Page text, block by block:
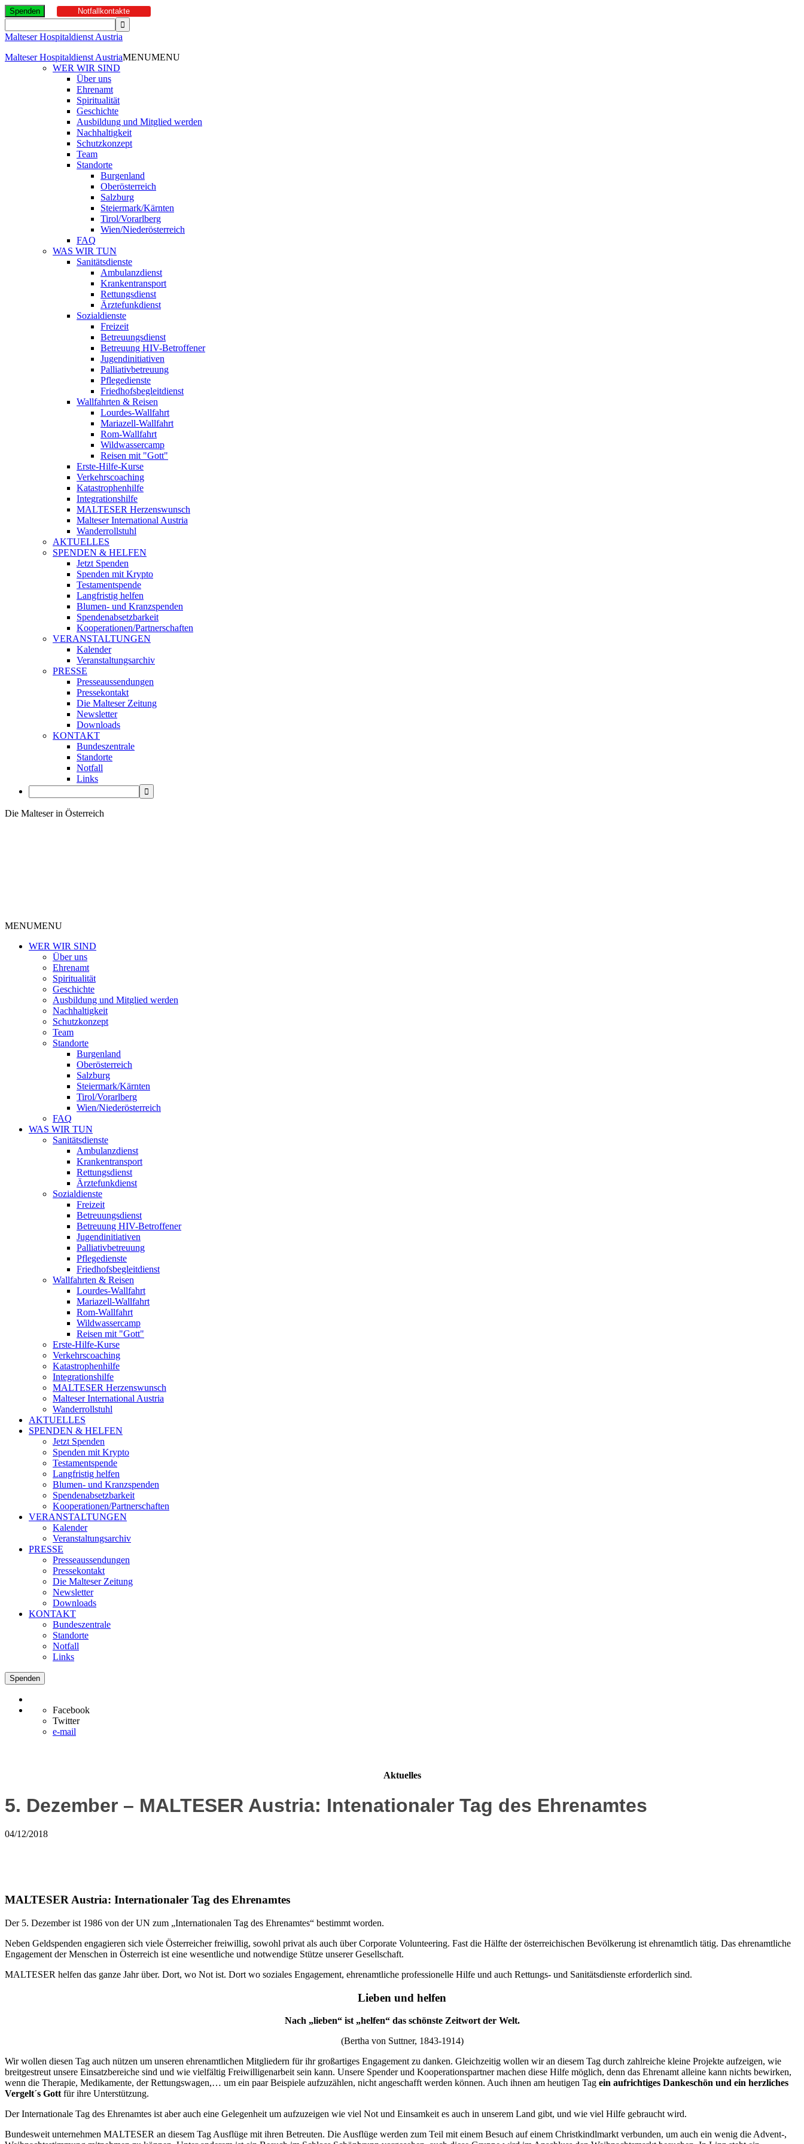
Spenden Notfallkontakte
Malteser Hospitaldienst Austria
Malteser Hospitaldienst AustriaMENUMENU
WER WIR SIND
Über uns
Ehrenamt
Spiritualität
Geschichte
Ausbildung und Mitglied werden
Nachhaltigkeit
Schutzkonzept
Team
Standorte
Burgenland
Oberösterreich
Salzburg
Steiermark/Kärnten
Tirol/Vorarlberg
Wien/Niederösterreich
FAQ
WAS WIR TUN
Sanitätsdienste
Ambulanzdienst
Krankentransport
Rettungsdienst
Ärztefunkdienst
Sozialdienste
Freizeit
Betreuungsdienst
Betreuung HIV-Betroffener
Jugendinitiativen
Palliativbetreuung
Pflegedienste
Friedhofsbegleitdienst
Wallfahrten & Reisen
Lourdes-Wallfahrt
Mariazell-Wallfahrt
Rom-Wallfahrt
Wildwassercamp
Reisen mit "Gott"
Erste-Hilfe-Kurse
Verkehrscoaching
Katastrophenhilfe
Integrationshilfe
MALTESER Herzenswunsch
Malteser International Austria
Wanderrollstuhl
AKTUELLES
SPENDEN & HELFEN
Jetzt Spenden
Spenden mit Krypto
Testamentspende
Langfristig helfen
Blumen- und Kranzspenden
Spendenabsetzbarkeit
Kooperationen/Partnerschaften
VERANSTALTUNGEN
Kalender
Veranstaltungsarchiv
PRESSE
Presseaussendungen
Pressekontakt
Die Malteser Zeitung
Newsletter
Downloads
KONTAKT
Bundeszentrale
Standorte
Notfall
Links
Die Malteser in Österreich
MENUMENU
WER WIR SIND
Über uns
Ehrenamt
Spiritualität
Geschichte
Ausbildung und Mitglied werden
Nachhaltigkeit
Schutzkonzept
Team
Standorte
Burgenland
Oberösterreich
Salzburg
Steiermark/Kärnten
Tirol/Vorarlberg
Wien/Niederösterreich
FAQ
WAS WIR TUN
Sanitätsdienste
Ambulanzdienst
Krankentransport
Rettungsdienst
Ärztefunkdienst
Sozialdienste
Freizeit
Betreuungsdienst
Betreuung HIV-Betroffener
Jugendinitiativen
Palliativbetreuung
Pflegedienste
Friedhofsbegleitdienst
Wallfahrten & Reisen
Lourdes-Wallfahrt
Mariazell-Wallfahrt
Rom-Wallfahrt
Wildwassercamp
Reisen mit "Gott"
Erste-Hilfe-Kurse
Verkehrscoaching
Katastrophenhilfe
Integrationshilfe
MALTESER Herzenswunsch
Malteser International Austria
Wanderrollstuhl
AKTUELLES
SPENDEN & HELFEN
Jetzt Spenden
Spenden mit Krypto
Testamentspende
Langfristig helfen
Blumen- und Kranzspenden
Spendenabsetzbarkeit
Kooperationen/Partnerschaften
VERANSTALTUNGEN
Kalender
Veranstaltungsarchiv
PRESSE
Presseaussendungen
Pressekontakt
Die Malteser Zeitung
Newsletter
Downloads
KONTAKT
Bundeszentrale
Standorte
Notfall
Links
Spenden
Facebook
Twitter
e-mail
Aktuelles
5. Dezember – MALTESER Austria: Intenationaler Tag des Ehrenamtes
04/12/2018
MALTESER Austria: Internationaler Tag des Ehrenamtes
Der 5. Dezember ist 1986 von der UN zum „Internationalen Tag des Ehrenamtes“ bestimmt worden.
Neben Geldspenden engagieren sich viele Österreicher freiwillig, sowohl privat als auch über Corporate Volunteering. Fast die Hälfte der österreichischen Bevölkerung ist ehrenamtlich tätig. Das ehrenamtliche
Engagement der Menschen in Österreich ist eine wesentliche und notwendige Stütze unserer Gesellschaft.
MALTESER helfen das ganze Jahr über. Dort, wo Not ist. Dort wo soziales Engagement, ehrenamtliche professionelle Hilfe und auch Rettungs- und Sanitätsdienste erforderlich sind.
Lieben und helfen
Nach „lieben“ ist „helfen“ das schönste Zeitwort der Welt.
(Bertha von Suttner, 1843-1914)
Wir wollen diesen Tag auch nützen um unseren ehrenamtlichen Mitgliedern für ihr großartiges Engagement zu danken. Gleichzeitig wollen wir an diesem Tag durch zahlreiche kleine Projekte aufzeigen, wie
breitgestreut unsere Einsatzbereiche sind und wie vielfältig Freiwilligenarbeit sein kann. Unsere Spender und Kooperationspartner machen diese Hilfe möglich, denn das Ehrenamt alleine kann nichts bewirken,
wenn die Therapie, Medikamente, der Rettungswagen,… um ein paar Beispiele aufzuzählen, nicht angeschafft werden können. Auch ihnen am heutigen Tag ein aufrichtiges Dankeschön und ein herzliches
Vergelt´s Gottfür ihre Unterstützung.
Der Internationale Tag des Ehrenamtes ist aber auch eine Gelegenheit um aufzuzeigen wie viel Not und Einsamkeit es auch in unserem Land gibt, und wie viel Hilfe gebraucht wird.
Bundesweit unternehmen MALTESER an diesem Tag Ausflüge mit ihren Betreuten. Die Ausflüge werden zum Teil mit einem Besuch auf einem Christkindlmarkt verbunden, um auch ein wenig die Advent-,